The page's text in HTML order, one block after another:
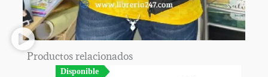
Productos relacionados
Disponible